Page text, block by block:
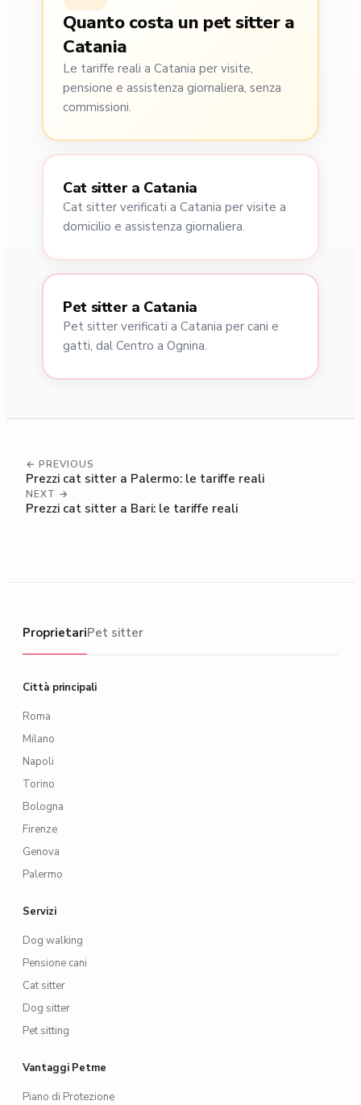
Quanto costa un pet sitter a
Catania
Le tariffe reali a Catania per visite,
pensione e assistenza giornaliera, senza
commissioni.
Cat sitter a Catania
Cat sitter verificati a Catania per visite a
domicilio e assistenza giornaliera.
Pet sitter a Catania
Pet sitter verificati a Catania per cani e
gatti, dal Centro a Ognina.
← PREVIOUS
Prezzi cat sitter a Palermo: le tariffe reali
NEXT →
Prezzi cat sitter a Bari: le tariffe reali
Proprietari
ProprietariPet sitter
Città principali
Roma
Milano
Napoli
Torino
Bologna
Firenze
Genova
Palermo
Servizi
Dog walking
Pensione cani
Cat sitter
Dog sitter
Pet sitting
Vantaggi Petme
Piano di Protezione